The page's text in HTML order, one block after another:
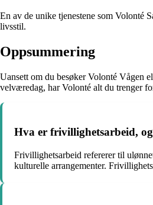
En av de unike tjenestene som Volonté
livsstil.
Oppsummering
Uansett om du besøker Volonté Vågen
velværedag, har Volonté alt du trenger
Hva er frivillighetsarbeid,
Frivillighetsarbeid refererer til
kulturelle arrangementer.